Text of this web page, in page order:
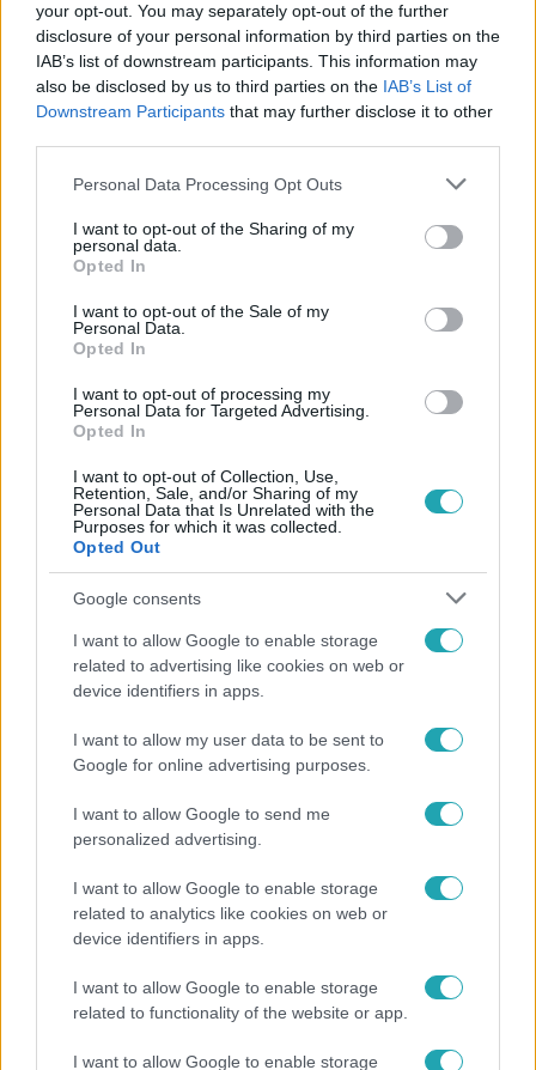
your opt-out. You may separately opt-out of the further
disclosure of your personal information by third parties on the
IAB’s list of downstream participants. This information may
also be disclosed by us to third parties on the IAB’s List of
Downstream Participants that may further disclose it to other
Please note that this website/app uses one or more Google
not limited to your visit or usage behaviour. You may click to
grant or deny consent to Google and its third-party tags to
use your data for below specified purposes in below Google
consent section.
Personal Data Processing Opt Outs
I want to opt-out of the Sharing of my
personal data.
Opted In
I want to opt-out of the Sale of my
Personal Data.
Opted In
I want to opt-out of processing my
Personal Data for Targeted Advertising.
Opted In
I want to opt-out of Collection, Use,
Retention, Sale, and/or Sharing of my
Personal Data that Is Unrelated with the
Purposes for which it was collected.
Opted Out
Google consents
I want to allow Google to enable storage
related to advertising like cookies on web or
device identifiers in apps.
I want to allow my user data to be sent to
Google for online advertising purposes.
I want to allow Google to send me
personalized advertising.
I want to allow Google to enable storage
related to analytics like cookies on web or
device identifiers in apps.
I want to allow Google to enable storage
related to functionality of the website or app.
I want to allow Google to enable storage
#REGGELI #RTL # RTL KLUB # ADÁSRÉSZLETEK
POFAVÁGÁS
STRESSZ #BOTOX #BELFÖLD
Ennek a 3 csillagjegynek váratlan sikereket hozhat